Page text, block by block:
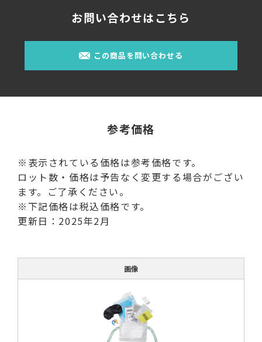
お問い合わせはこちら
この商品を問い合わせる
参考価格
※表示されている価格は参考価格です。
ロット数・価格は予告なく変更する場合がござい
ます。ご了承ください。
※下記価格は税込価格です。
更新日：2025年2月
画像